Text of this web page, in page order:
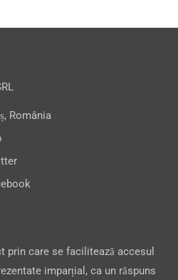
România
prin care se facilitează accesul
imparțial, ca un răspuns